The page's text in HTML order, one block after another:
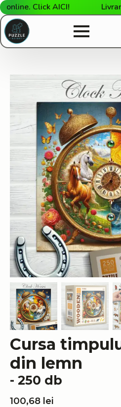
Click AICI! Livrare
Cursa
din lemn
- 250 db
100,68 lei